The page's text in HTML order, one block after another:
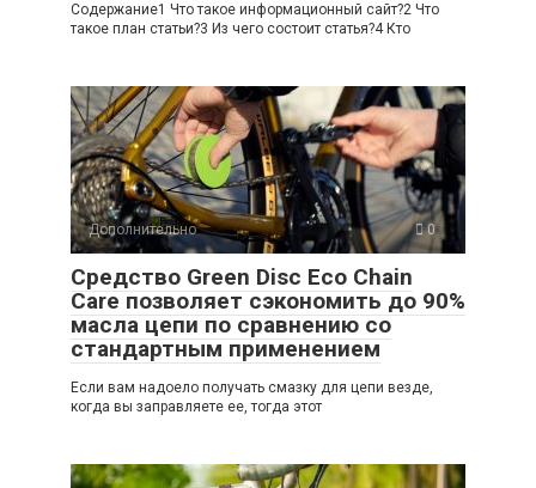
Содержание1 Что такое информационный сайт?2 Что
такое план статьи?3 Из чего состоит статья?4 Кто
Дополнительно 0
Средство Green Disc Eco Chain
Care позволяет сэкономить до 90%
масла цепи по сравнению со
стандартным применением
Если вам надоело получать смазку для цепи везде,
когда вы заправляете ее, тогда этот